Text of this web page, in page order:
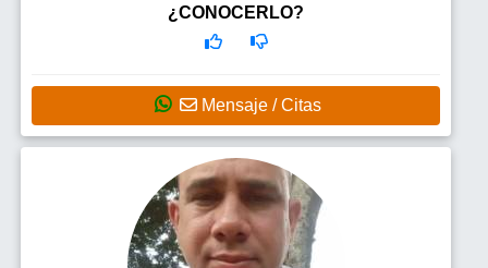
me encanta una mujer¿CONOCERLO?
Mensaje / Citas